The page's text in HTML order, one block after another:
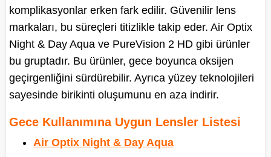
komplikasyonlar erken fark edilir. Güvenilir lens
markaları, bu süreçleri titizlikle takip eder. Air Optix
Night & Day Aqua ve PureVision 2 HD gibi ürünler
bu gruptadır. Bu ürünler, gece boyunca oksijen
geçirgenliğini sürdürebilir. Ayrıca yüzey teknolojileri
sayesinde birikinti oluşumunu en aza indirir.
Gece Kullanımına Uygun Lensler Listesi
Air Optix Night & Day Aqua